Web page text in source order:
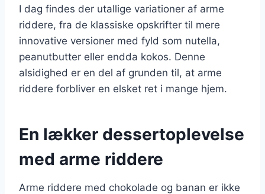
I dag findes der utallige variationer af arme
riddere, fra de klassiske opskrifter til mere
innovative versioner med fyld som nutella,
peanutbutter eller endda kokos. Denne
alsidighed er en del af grunden til, at arme
riddere forbliver en elsket ret i mange hjem.
En lækker dessertoplevelse
med arme riddere
Arme riddere med chokolade og banan er ikke